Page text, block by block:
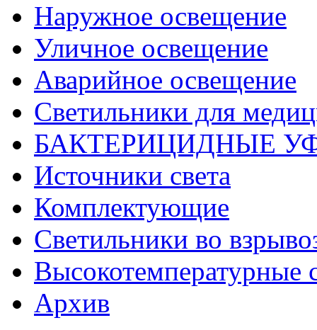
Наружное освещение
Уличное освещение
Аварийное освещение
Светильники для
БАКТЕРИЦИДНЫЕ
Источники света
Комплектующие
Светильники во
Высокотемпературные
Архив